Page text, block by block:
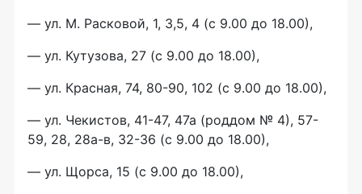
— ул. М. Расковой, 1, 3,5, 4 (с 9.00 до 18.00),
— ул. Кутузова, 27 (с 9.00 до 18.00),
— ул. Красная, 74, 80-90, 102 (с 9.00 до 18.00),
— ул. Чекистов, 41-47, 47а (роддом № 4), 57-
59, 28, 28а-в, 32-36 (с 9.00 до 18.00),
— ул. Щорса, 15 (с 9.00 до 18.00),